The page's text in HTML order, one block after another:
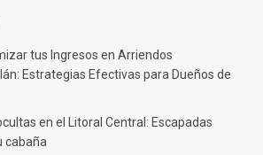
tus Ingresos en Arriendos
Estrategias Efectivas para Dueños de
en el Litoral Central: Escapadas
cabaña